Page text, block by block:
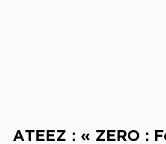
ATEEZ : « ZERO :